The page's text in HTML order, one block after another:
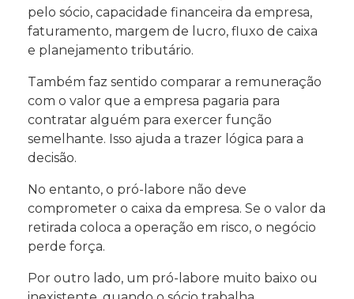
pelo sócio, capacidade financeira da empresa,
faturamento, margem de lucro, fluxo de caixa
e planejamento tributário.
Também faz sentido comparar a remuneração
com o valor que a empresa pagaria para
contratar alguém para exercer função
semelhante. Isso ajuda a trazer lógica para a
decisão.
No entanto, o pró-labore não deve
comprometer o caixa da empresa. Se o valor da
retirada coloca a operação em risco, o negócio
perde força.
Por outro lado, um pró-labore muito baixo ou